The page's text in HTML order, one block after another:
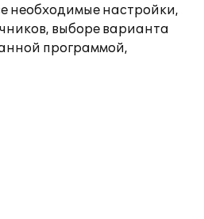
необходимые настройки,
выборе варианта
программой,